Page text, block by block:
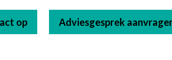
op Adviesgesprek